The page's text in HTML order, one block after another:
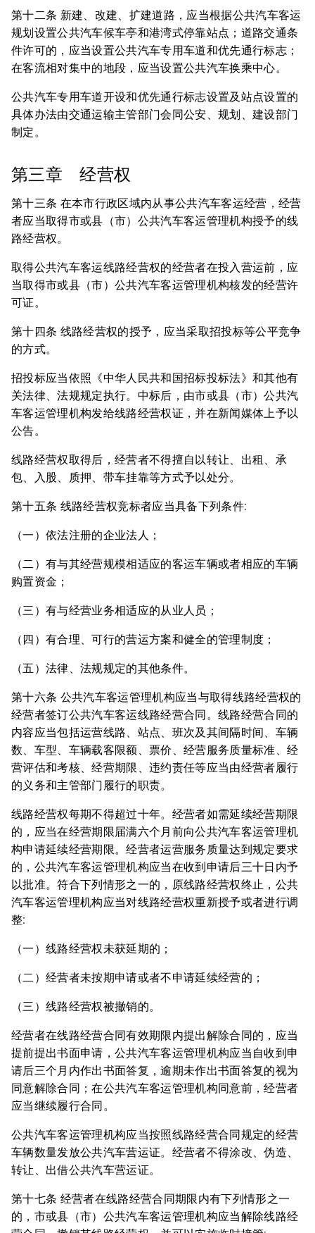
第十二条 新建、改建、扩建道路，应当根据公共汽车客运
规划设置公共汽车候车亭和港湾式停靠站点；道路交通条
件许可的，应当设置公共汽车专用车道和优先通行标志；
在客流相对集中的地段，应当设置公共汽车换乘中心。
公共汽车专用车道开设和优先通行标志设置及站点设置的
具体办法由交通运输主管部门会同公安、规划、建设部门
制定。
第三章 经营权
第十三条 在本市行政区域内从事公共汽车客运经营，经营
者应当取得市或县（市）公共汽车客运管理机构授予的线
路经营权。
取得公共汽车客运线路经营权的经营者在投入营运前，应
当取得市或县（市）公共汽车客运管理机构核发的经营许
可证。
第十四条 线路经营权的授予，应当采取招投标等公平竞争
的方式。
招投标应当依照《中华人民共和国招标投标法》和其他有
关法律、法规规定执行。中标后，由市或县（市）公共汽
车客运管理机构发给线路经营权证，并在新闻媒体上予以
公告。
线路经营权取得后，经营者不得擅自以转让、出租、承
包、入股、质押、带车挂靠等方式予以处分。
第十五条 线路经营权竞标者应当具备下列条件:
（一）依法注册的企业法人；
（二）有与其经营规模相适应的客运车辆或者相应的车辆
购置资金；
（三）有与经营业务相适应的从业人员；
（四）有合理、可行的营运方案和健全的管理制度；
（五）法律、法规规定的其他条件。
第十六条 公共汽车客运管理机构应当与取得线路经营权的
经营者签订公共汽车客运线路经营合同。线路经营合同的
内容应当包括运营线路、站点、班次及其间隔时间、车辆
数、车型、车辆载客限额、票价、经营服务质量标准、经
营评估和考核、经营期限、违约责任等应当由经营者履行
的义务和主管部门履行的职责。
线路经营权每期不得超过十年。经营者如需延续经营期限
的，应当在经营期限届满六个月前向公共汽车客运管理机
构申请延续经营期限。经营者运营服务质量达到规定要求
的，公共汽车客运管理机构应当在收到申请后三十日内予
以批准。符合下列情形之一的，原线路经营权终止，公共
汽车客运管理机构应当对线路经营权重新授予或者进行调
整:
（一）线路经营权未获延期的；
（二）经营者未按期申请或者不申请延续经营的；
（三）线路经营权被撤销的。
经营者在线路经营合同有效期限内提出解除合同的，应当
提前提出书面申请，公共汽车客运管理机构应当自收到申
请后三个月内作出书面答复，逾期未作出书面答复的视为
同意解除合同；在公共汽车客运管理机构同意前，经营者
应当继续履行合同。
公共汽车客运管理机构应当按照线路经营合同规定的经营
车辆数量发放公共汽车营运证。经营者不得涂改、伪造、
转让、出借公共汽车营运证。
第十七条 经营者在线路经营合同期限内有下列情形之一
的，市或县（市）公共汽车客运管理机构应当解除线路经